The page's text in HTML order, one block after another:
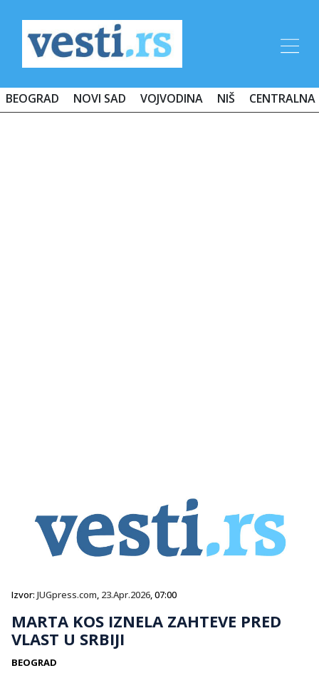
BEOGRAD NOVI SAD VOJVODINA NIŠ CENTRALNA
Izvor: JUGpress.com, 23.Apr.2026, 07:00
MARTA KOS IZNELA ZAHTEVE PRED
VLAST U SRBIJI
BEOGRAD